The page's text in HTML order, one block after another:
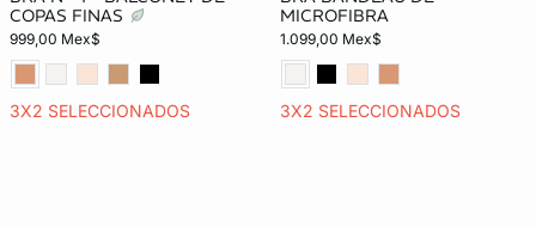
COPAS FINAS
999,00 Mex$
3X2 SELECCIONADOS
MICROFIBRA
1.099,00 Mex$
3X2 SELECCIONADOS